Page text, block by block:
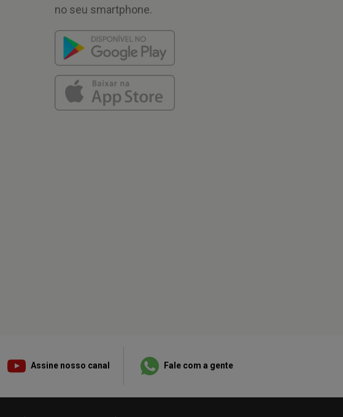
no seu smartphone.
Assine nosso canal Fale com a gente